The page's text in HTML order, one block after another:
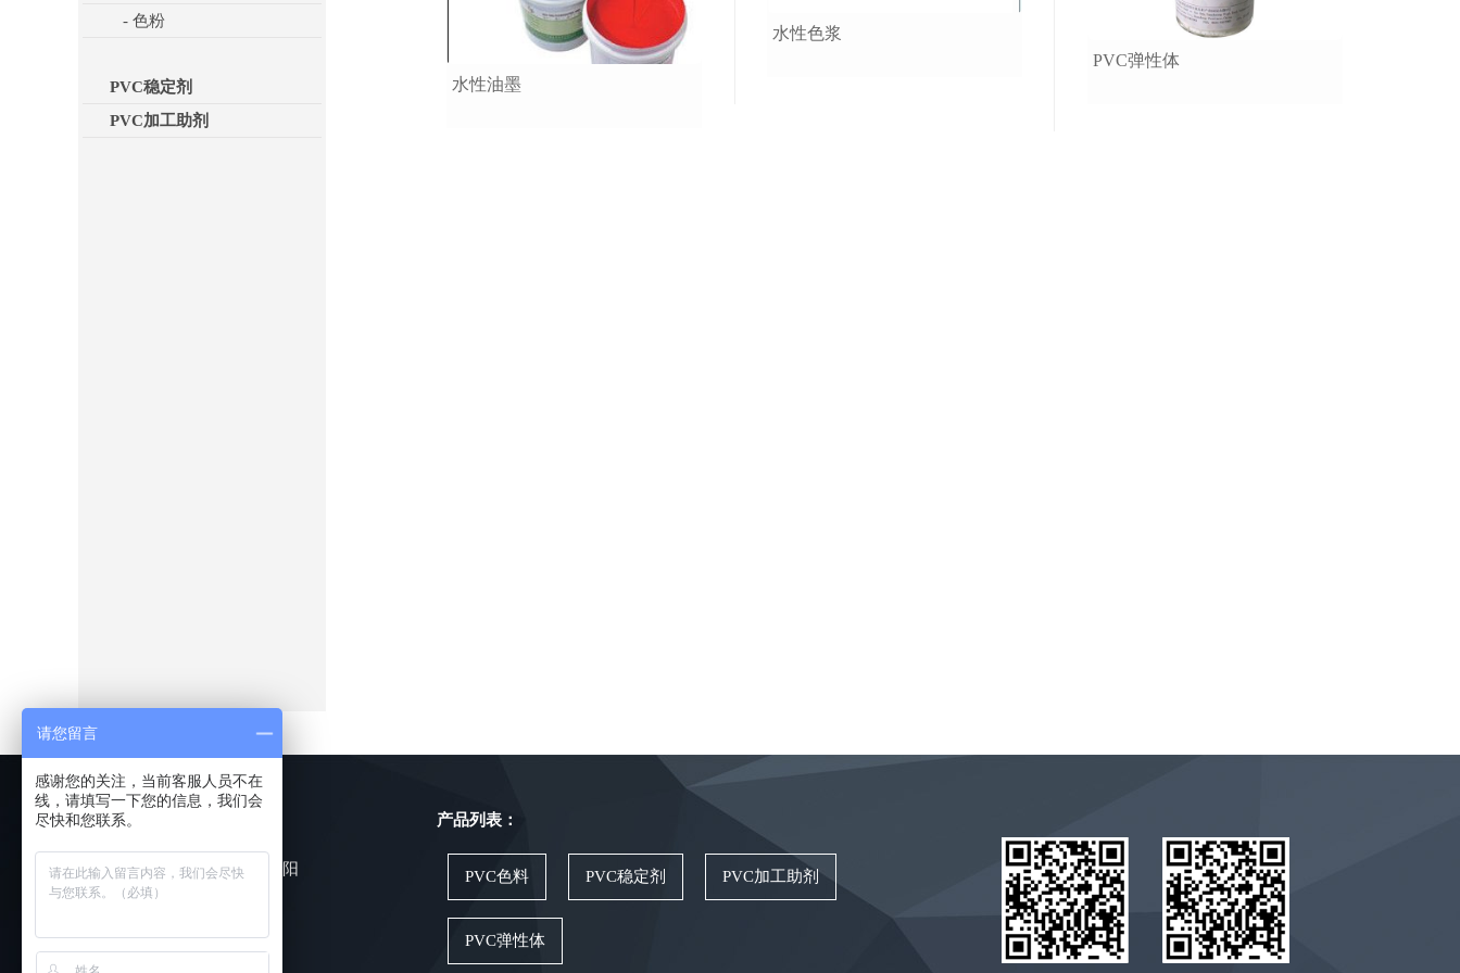
- 色粉
PVC稳定剂
PVC加工助剂
水性油墨
水性色浆
PVC弹性体
快速导航：
网站首页 关于金彩阳
产品列表：
PVC色料 PVC稳定剂 PVC加工助剂
PVC弹性体
请您留言
感谢您的关注，当前客服人员不在
线，请填写一下您的信息，我们会
尽快和您联系。